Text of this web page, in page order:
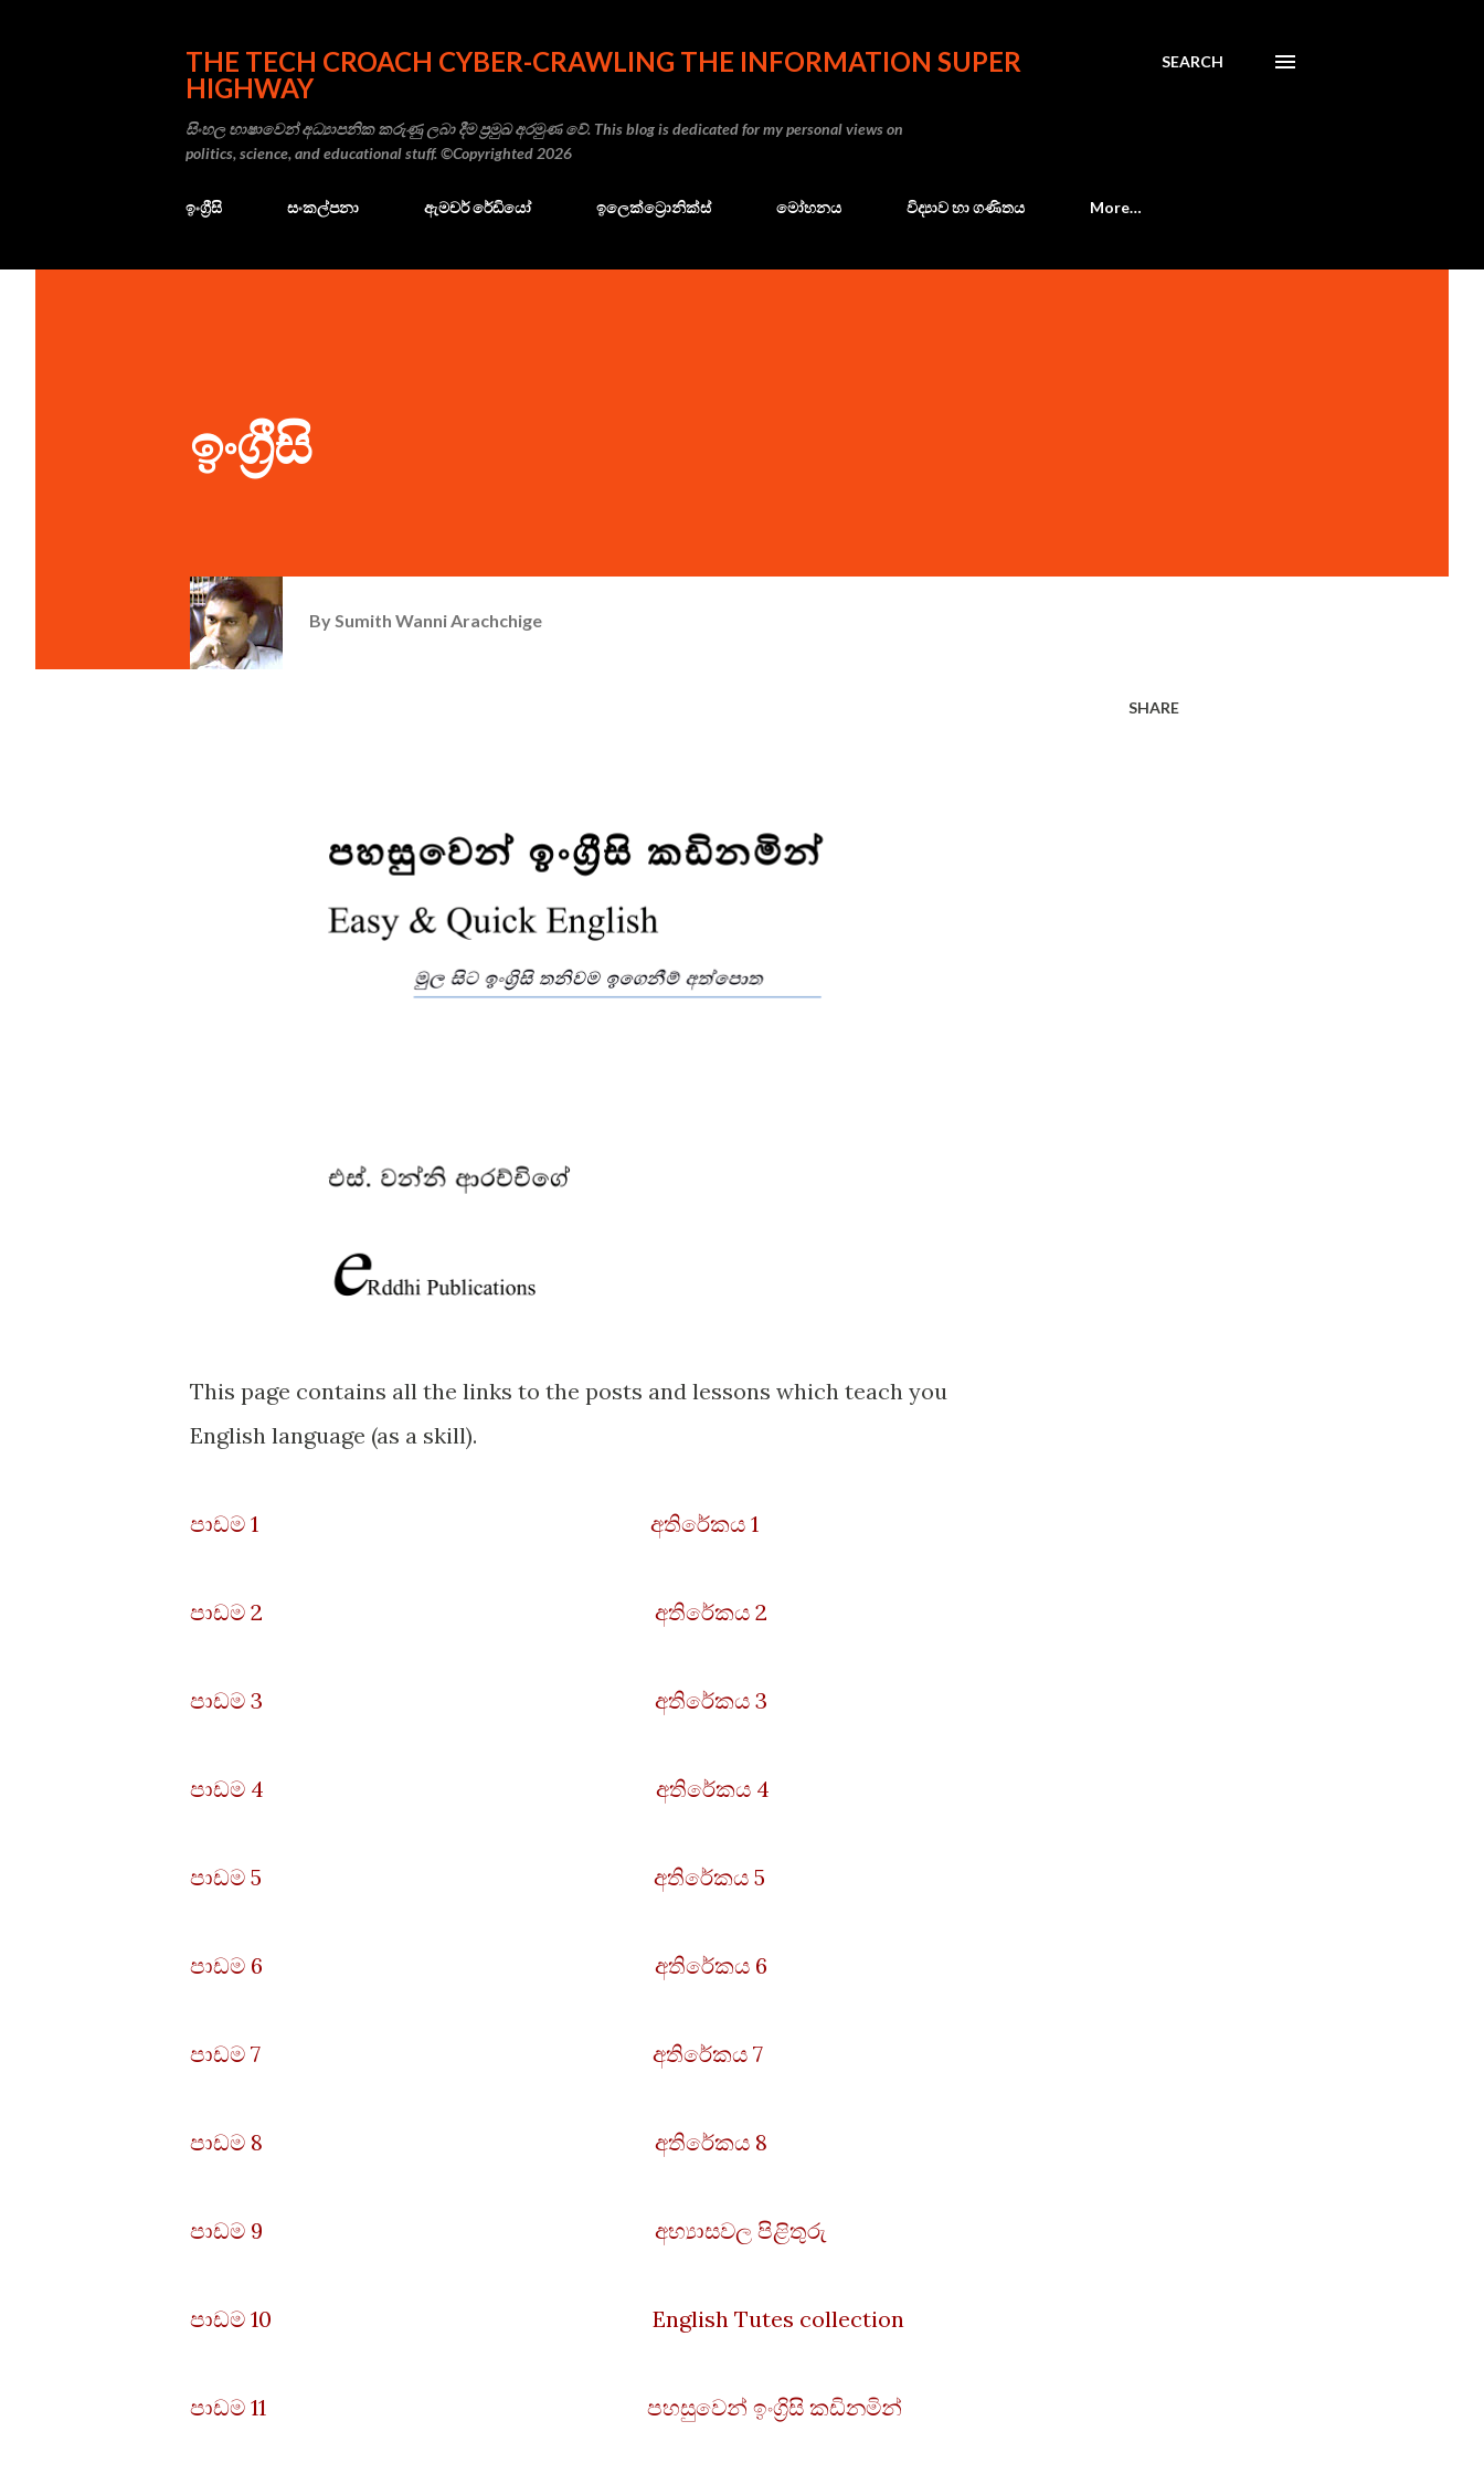
THE TECH CROACH CYBER-CRAWLING THE INFORMATION SUPER
HIGHWAY
සිංහල භාෂාවෙන් අධ්‍යාපනික කරුණු ලබා දීම ප්‍රමුඛ අරමුණ වේ. This blog is dedicated for my personal views on
politics, science, and educational stuff. ©Copyrighted 2026
SEARCH
ඉංග්‍රීසි සංකල්පනා ඇමචර් රේඩියෝ ඉලෙක්ට්‍රොනික්ස් මෝහනය විද්‍යාව හා ගණිතය More…
ඉංග්‍රීසි
By Sumith Wanni Arachchige
This page contains all the links to the posts and lessons which teach you
English language (as a skill).
පාඩම 1 අතිරේකය 1
පාඩම 2 අතිරේකය 2
පාඩම 3 අතිරේකය 3
පාඩම 4 අතිරේකය 4
පාඩම 5 අතිරේකය 5
පාඩම 6 අතිරේකය 6
පාඩම 7 අතිරේකය 7
පාඩම 8 අතිරේකය 8
පාඩම 9 අභ්‍යාසවල පිළිතුරු
පාඩම 10 English Tutes collection
පාඩම 11 පහසුවෙන් ඉංග්‍රිසි කඩිනමින්
SHARE